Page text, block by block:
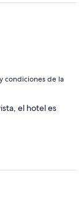
condiciones de la
el hotel es